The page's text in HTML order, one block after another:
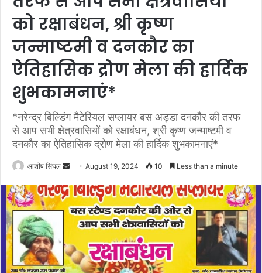
को रक्षाबंधन, श्री कृष्ण
जन्माष्टमी व दनकौर का
ऐतिहासिक द्रोण मेला की हार्दिक
शुभकामनाएं*
*नरेन्द्र बिल्डिंग मैटेरियल सप्लायर बस अड्डा दनकौर की तरफ
से आप सभी क्षेत्रवासियों को रक्षाबंधन, श्री कृष्ण जन्माष्टमी व
दनकौर का ऐतिहासिक द्रोण मेला की हार्दिक शुभकामनाएं*
आशीष सिंघल
Send
email
August 19, 2024 10 Less than a minute